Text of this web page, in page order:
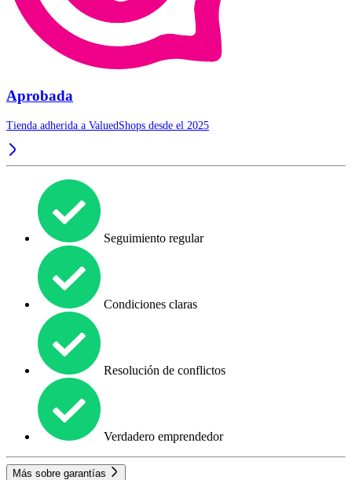
Aprobada
Tienda adherida a ValuedShops desde el 2025
Seguimiento regular
Condiciones claras
Resolución de conflictos
Verdadero emprendedor
Más sobre garantías